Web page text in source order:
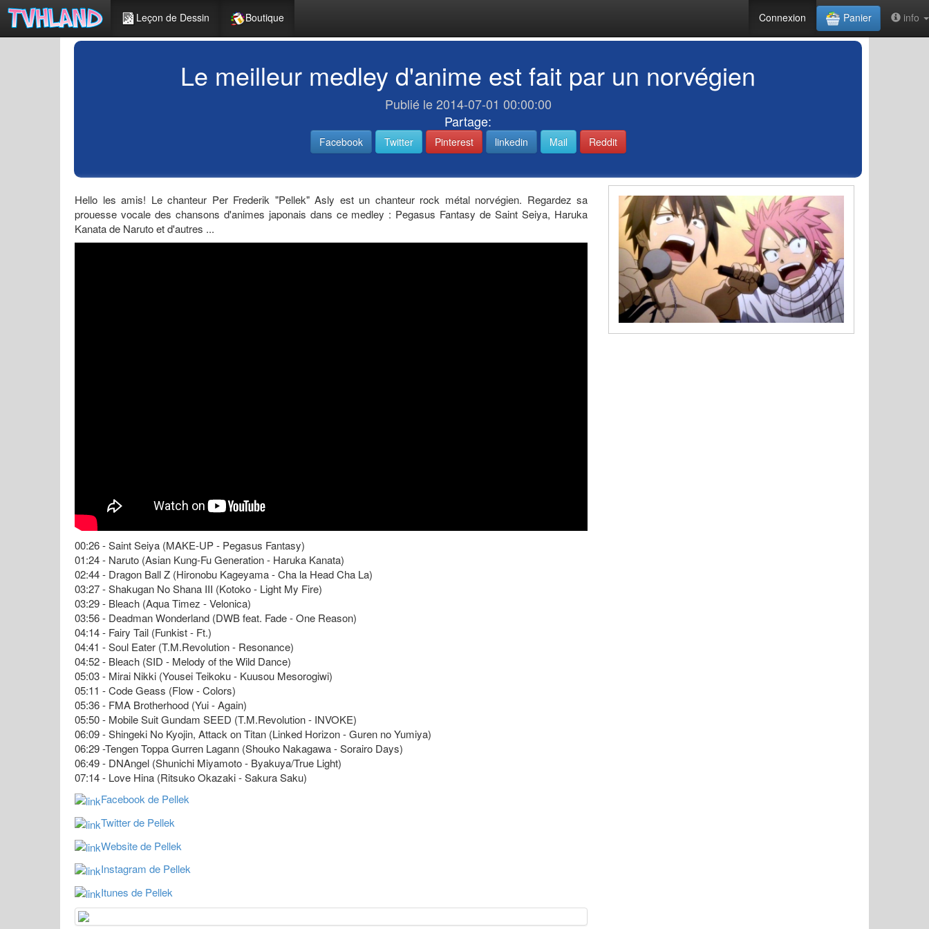
Leçon de Dessin Boutique Connexion Panier info
Le meilleur medley d'anime est fait par un norvégien
Publié le 2014-07-01 00:00:00
Partage:
Facebook Twitter Pinterest linkedin Mail Reddit
Hello les amis! Le chanteur Per Frederik "Pellek" Asly est un chanteur rock métal norvégien. Regardez sa
prouesse vocale des chansons d'animes japonais dans ce medley : Pegasus Fantasy de Saint Seiya, Haruka
Kanata de Naruto et d'autres ...
00:26 - Saint Seiya (MAKE-UP - Pegasus Fantasy)
01:24 - Naruto (Asian Kung-Fu Generation - Haruka Kanata)
02:44 - Dragon Ball Z (Hironobu Kageyama - Cha la Head Cha La)
03:27 - Shakugan No Shana III (Kotoko - Light My Fire)
03:29 - Bleach (Aqua Timez - Velonica)
03:56 - Deadman Wonderland (DWB feat. Fade - One Reason)
04:14 - Fairy Tail (Funkist - Ft.)
04:41 - Soul Eater (T.M.Revolution - Resonance)
04:52 - Bleach (SID - Melody of the Wild Dance)
05:03 - Mirai Nikki (Yousei Teikoku - Kuusou Mesorogiwi)
05:11 - Code Geass (Flow - Colors)
05:36 - FMA Brotherhood (Yui - Again)
05:50 - Mobile Suit Gundam SEED (T.M.Revolution - INVOKE)
06:09 - Shingeki No Kyojin, Attack on Titan (Linked Horizon - Guren no Yumiya)
06:29 -Tengen Toppa Gurren Lagann (Shouko Nakagawa - Sorairo Days)
06:49 - DNAngel (Shunichi Miyamoto - Byakuya/True Light)
07:14 - Love Hina (Ritsuko Okazaki - Sakura Saku)
Facebook de Pellek
Twitter de Pellek
Website de Pellek
Instagram de Pellek
Itunes de Pellek